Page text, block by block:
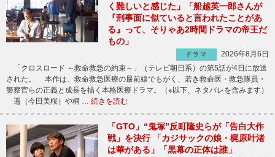
く難しいと感じた」「船越英一郎さんが
『刑事面に似ていると言われたことがあ
る』って、そりゃあ2時間ドラマの帝王だ
もの」
ドラマ
2026年8月6日
「クロスロード ～救命救急の約束～」（テレビ朝日系）の第5話が4日に放送
された。 本作は、救命救急医療の最前線でもがく、若き救命医・救急隊員・
警察官らの正義と成長を描く本格医療ドラマ。（※以下、ネタバレを含みます）
遥（今田美桜）や桐 … 続きを読む
「GTO」“鬼塚”反町隆史らが「告白大作
戦」を決行 「カジサックの娘・梶原叶渚
は華がある」「黒幕の正体は誰」